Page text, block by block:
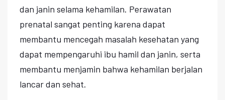
dan janin selama kehamilan. Perawatan
prenatal sangat penting karena dapat
membantu mencegah masalah kesehatan yang
dapat mempengaruhi ibu hamil dan janin, serta
membantu menjamin bahwa kehamilan berjalan
lancar dan sehat.